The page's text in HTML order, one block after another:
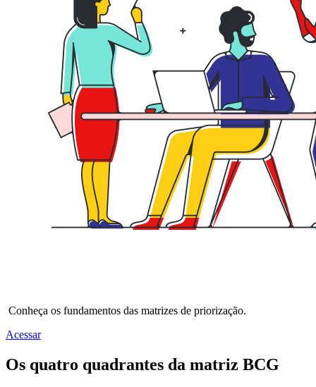
Conheça os fundamentos das matrizes de priorização.
Acessar
Os quatro quadrantes da matriz BCG